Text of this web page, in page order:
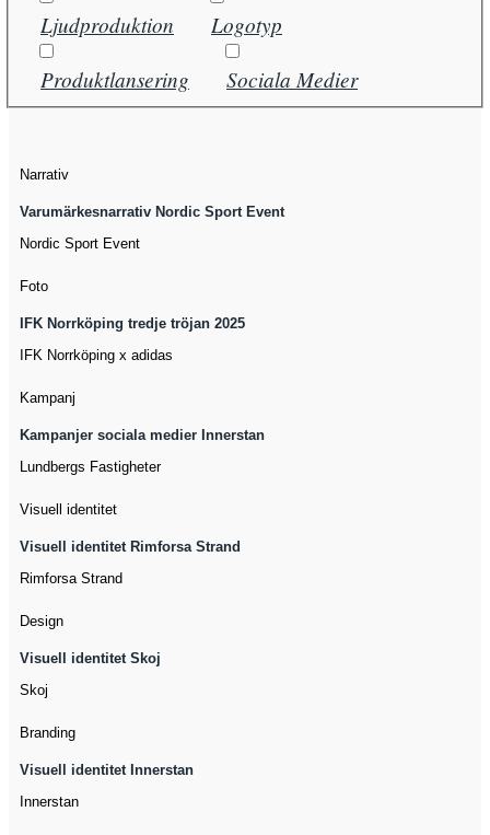
Ljudproduktion
Logotyp
Produktlansering
Sociala Medier
Narrativ
Varumärkesnarrativ Nordic Sport Event
Nordic Sport Event
Foto
IFK Norrköping tredje tröjan 2025
IFK Norrköping x adidas
Kampanj
Kampanjer sociala medier Innerstan
Lundbergs Fastigheter
Visuell identitet
Visuell identitet Rimforsa Strand
Rimforsa Strand
Design
Visuell identitet Skoj
Skoj
Branding
Visuell identitet Innerstan
Innerstan